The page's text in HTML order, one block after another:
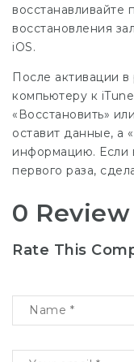
восстанавливайте
восстановления
iOS.
После активации
компьютеру к
«Восстановить»
оставит данные, а
информацию. Если
первого раза,
0 Review
Rate This